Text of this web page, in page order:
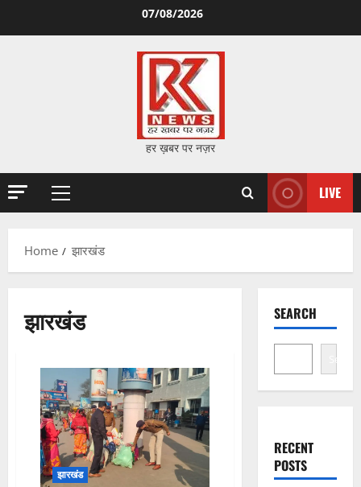
07/08/2026
हर ख़बर पर नज़र
Primary
LIVE
Home झारखंड
झारखंड
झारखंड
SEARCH
Search
RECENT
POSTS